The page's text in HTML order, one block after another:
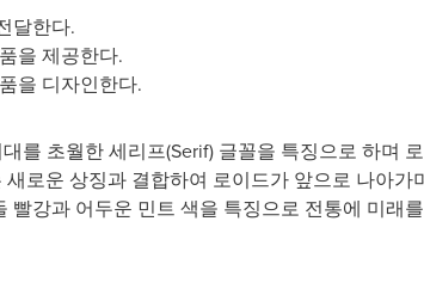
달한다.
을 제공한다.
을 디자인한다.
를 초월한 세리프(Serif) 글꼴을 특징으로 하며
새로운 상징과 결합하여 로이드가 앞으로 나아
강과 어두운 민트 색을 특징으로 전통에 미래